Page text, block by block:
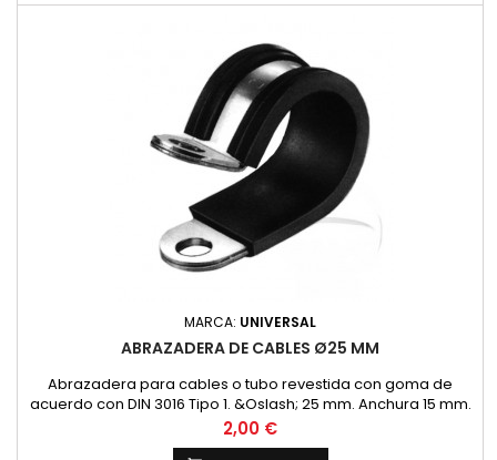
MARCA: UNIVERSAL
ABRAZADERA DE CABLES Ø25 MM
Abrazadera para cables o tubo revestida con goma de
acuerdo con DIN 3016 Tipo 1. &Oslash; 25 mm. Anchura 15 mm.
Precio
2,00 €